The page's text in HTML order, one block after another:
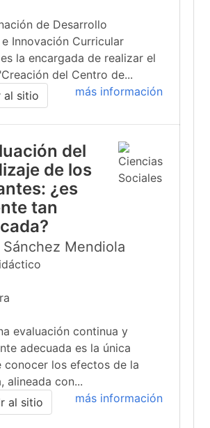
de Desarrollo
Innovación Curricular
la encargada de realizar el
del Centro de...
más información
al sitio
del
de los
¿es
tan
Mendiola
evaluación continua y
adecuada es la única
conocer los efectos de la
alineada con...
más información
al sitio